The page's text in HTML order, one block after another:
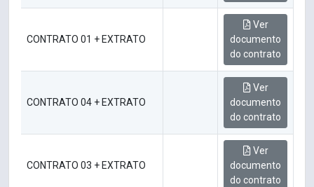
CONTRATO 01 + EXTRATO
Ver
documento
do contrato
CONTRATO 04 + EXTRATO
Ver
documento
do contrato
CONTRATO 03 + EXTRATO
Ver
documento
do contrato